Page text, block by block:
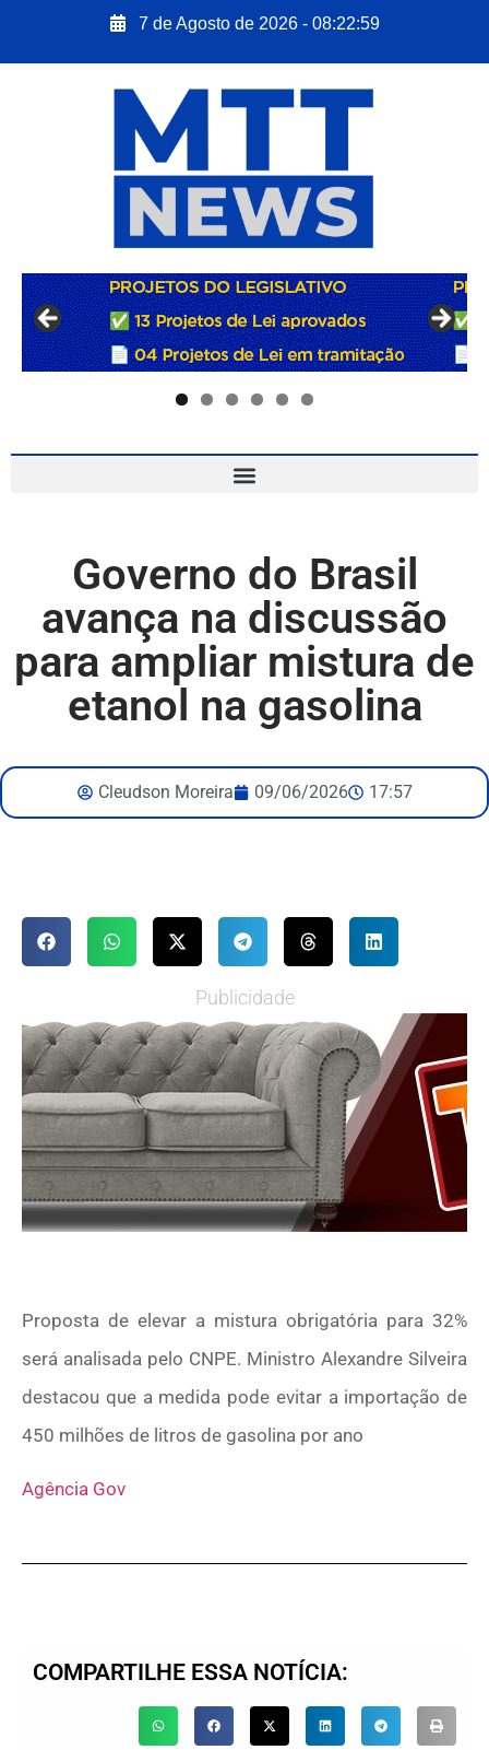
7 de Agosto de 2026 - 08:23:00
Governo do Brasil
avança na discussão
para ampliar mistura de
etanol na gasolina
Cleudson Moreira 09/06/2026 17:57
Publicidade
Proposta de elevar a mistura obrigatória para 32%
será analisada pelo CNPE. Ministro Alexandre Silveira
destacou que a medida pode evitar a importação de
450 milhões de litros de gasolina por ano
Agência Gov
COMPARTILHE ESSA NOTÍCIA: